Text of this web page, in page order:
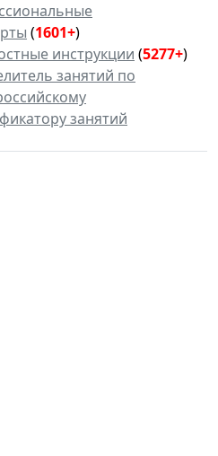
(1601+)
инструкции (5277+)
занятий по
занятий